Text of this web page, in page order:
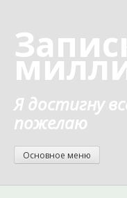
содержанию
Я достигну
пожелаю
Основное меню